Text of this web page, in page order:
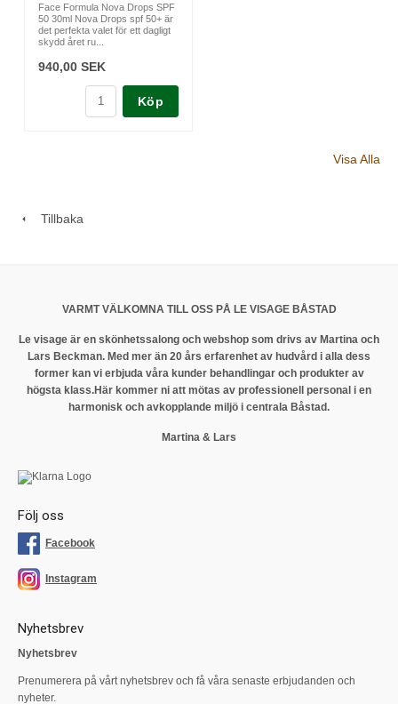
Face Formula Nova Drops SPF
50 30ml Nova Drops spf 50+ är
det perfekta valet för ett dagligt
skydd året ru...
940,00 SEK
Köp
Visa Alla
Tillbaka
VARMT VÄLKOMNA TILL OSS PÅ LE VISAGE BÅSTAD
Le visage är en skönhetssalong och webshop som drivs av Martina och
Lars Beckman. Med mer än 20 års erfarenhet av hudvård i alla dess
former kan vi erbjuda våra kunder behandlingar och produkter av
högsta klass.Här kommer ni att mötas av professionell personal i en
harmonisk och avkopplande miljö i centrala Båstad.
Martina & Lars
Följ oss
Facebook
Instagram
Nyhetsbrev
Nyhetsbrev
Prenumerera på vårt nyhetsbrev och få våra senaste erbjudanden och
nyheter.